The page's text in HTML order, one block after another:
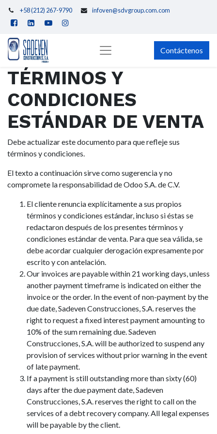
+58 (212) 267-9790 infoven@sdvgroup.com.com
Contáctenos
TÉRMINOS Y
CONDICIONES
ESTÁNDAR DE VENTA
Debe actualizar este documento para que refleje sus
términos y condiciones.
El texto a continuación sirve como sugerencia y no
compromete la responsabilidad de Odoo S.A. de C.V.
El cliente renuncia explícitamente a sus propios
términos y condiciones estándar, incluso si éstas se
redactaron después de los presentes términos y
condiciones estándar de venta. Para que sea válida, se
debe acordar cualquier derogación expresamente por
escrito y con antelación.
Our invoices are payable within 21 working days, unless
another payment timeframe is indicated on either the
invoice or the order. In the event of non-payment by the
due date, Sadeven Construcciones, S.A. reserves the
right to request a fixed interest payment amounting to
10% of the sum remaining due. Sadeven
Construcciones, S.A. will be authorized to suspend any
provision of services without prior warning in the event
of late payment.
If a payment is still outstanding more than sixty (60)
days after the due payment date, Sadeven
Construcciones, S.A. reserves the right to call on the
services of a debt recovery company. All legal expenses
will be payable by the client.